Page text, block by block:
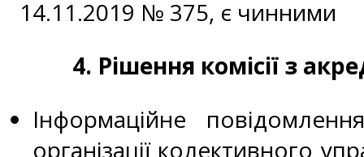
14.11.2019 № 375, є чинними
4. Рішення комісії з
Інформаційне
організації колективного